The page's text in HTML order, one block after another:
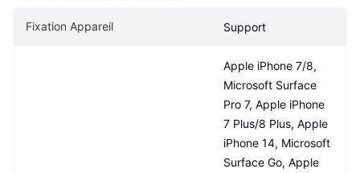
Fixation Appareil Support
Apple iPhone 7/8,
Microsoft Surface
Pro 7, Apple iPhone
7 Plus/8 Plus, Apple
iPhone 14, Microsoft
Surface Go, Apple